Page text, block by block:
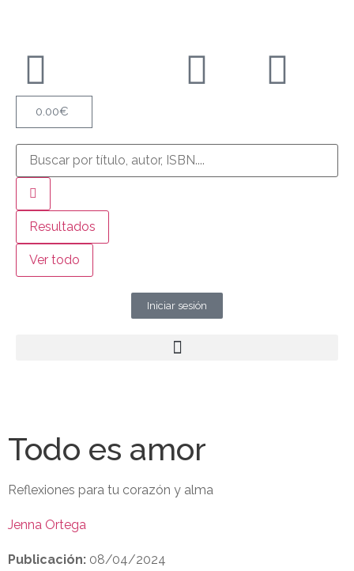
0.00€
Resultados
Ver todo
Iniciar sesión
Todo es amor
Reflexiones para tu corazón y alma
Jenna Ortega
Publicación: 08/04/2024